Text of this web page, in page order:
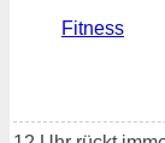
Fitness